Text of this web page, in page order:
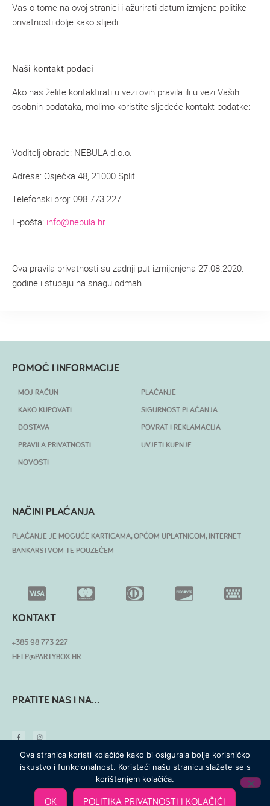
Vas o tome na ovoj stranici i ažurirati datum izmjene politike
privatnosti dolje kako slijedi.
Naši kontakt podaci
Ako nas želite kontaktirati u vezi ovih pravila ili u vezi Vaših
osobnih podataka, molimo koristite sljedeće kontakt podatke:
Voditelj obrade: NEBULA d.o.o.
Adresa: Osječka 48, 21000 Split
Telefonski broj: 098 773 227
E-pošta: info@nebula.hr
Ova pravila privatnosti su zadnji put izmijenjena 27.08.2020.
godine i stupaju na snagu odmah.
POMOĆ I INFORMACIJE
MOJ RAČUN
KAKO KUPOVATI
DOSTAVA
PRAVILA PRIVATNOSTI
NOVOSTI
PLAĆANJE
SIGURNOST PLAĆANJA
POVRAT I REKLAMACIJA
UVJETI KUPNJE
NAČINI PLAĆANJA
PLAĆANJE JE MOGUĆE KARTICAMA, OPĆOM UPLATNICOM, INTERNET
BANKARSTVOM TE POUZEĆEM
KONTAKT
+385 98 773 227
HELP@PARTYBOX.HR
PRATITE NAS I NA...
© SVA PRAVA PRIDRŽANA
MADE WITH ❤ BY SKROZ
Ova stranica koristi kolačiće kako bi osigurala bolje korisničko
iskustvo i funkcionalnost. Koristeći našu stranicu slažete se s
korištenjem kolačića.
OK POLITIKA PRIVATNOSTI I KOLAČIĆI